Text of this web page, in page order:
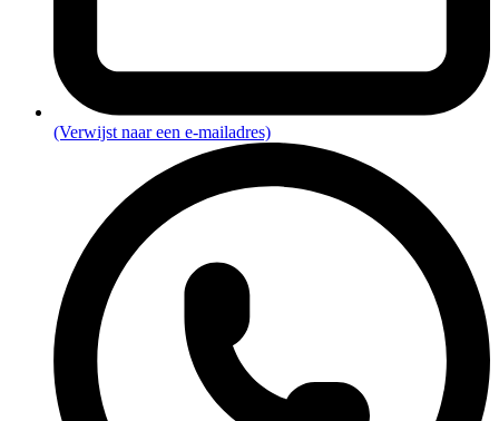
(Verwijst naar een e-mailadres)